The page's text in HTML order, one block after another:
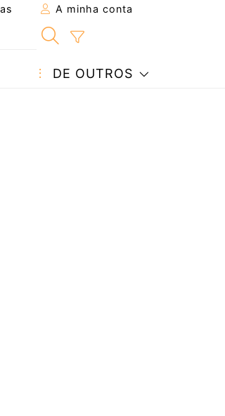
A minha conta
DE OUTROS